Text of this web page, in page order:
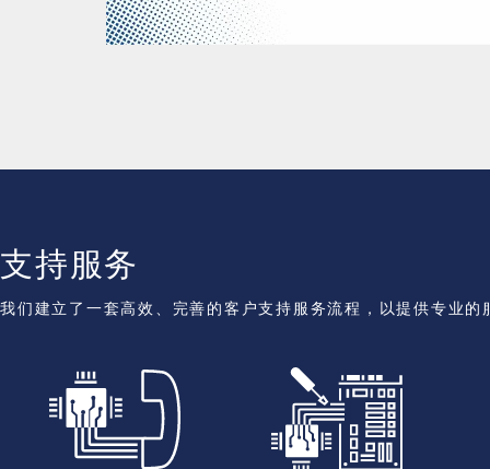
支持服务
我们建立了一套高效、完善的客户支持服务流程，以提供专业